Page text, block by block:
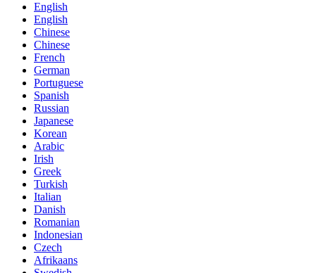
English
English
Chinese
Chinese
French
German
Portuguese
Spanish
Russian
Japanese
Korean
Arabic
Irish
Greek
Turkish
Italian
Danish
Romanian
Indonesian
Czech
Afrikaans